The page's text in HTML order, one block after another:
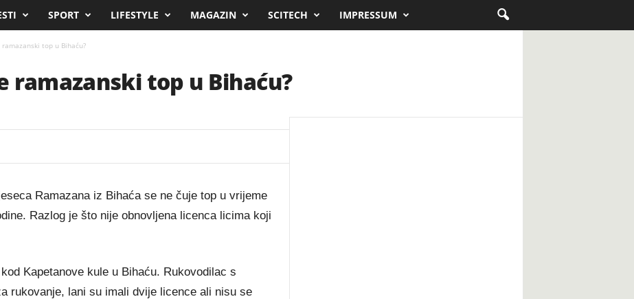
SPORT LIFESTYLE MAGAZIN SCITECH IMPRESSUM
top u Bihaću?
ramazanski top u Bihaću?
Ramazana iz Bihaća se ne čuje top u vrijeme
Razlog je što nije obnovljena licenca licima koji
Kapetanove kule u Bihaću. Rukovodilac s
rukovanje, lani su imali dvije licence ali nisu se